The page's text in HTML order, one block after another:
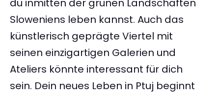
du inmitten der grünen Landschaften
Sloweniens leben kannst. Auch das
künstlerisch geprägte Viertel mit
seinen einzigartigen Galerien und
Ateliers könnte interessant für dich
sein. Dein neues Leben in Ptuj beginnt